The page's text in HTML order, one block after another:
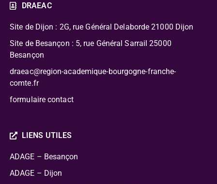
DRAEAC
Site de Dijon : 2G, rue Général Delaborde 21000 Dijon
Site de Besançon : 5, rue Général Sarrail 25000
Besançon
draeac@region-academique-bourgogne-franche-
comte.fr
formulaire contact
LIENS UTILES
ADAGE – Besançon
ADAGE – Dijon